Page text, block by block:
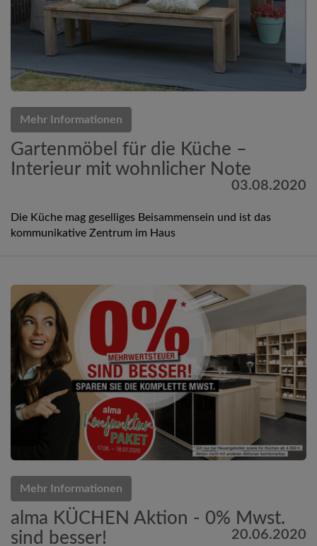
Mehr Informationen
Gartenmöbel für die Küche –
Interieur mit wohnlicher Note
03.08.2020
Die Küche mag geselliges Beisammensein und ist das
kommunikative Zentrum im Haus
Mehr Informationen
alma KÜCHEN Aktion - 0% Mwst.
sind besser!
20.06.2020